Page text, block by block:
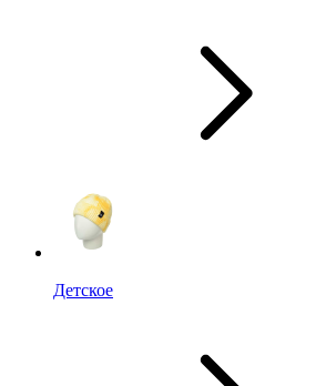
Детское